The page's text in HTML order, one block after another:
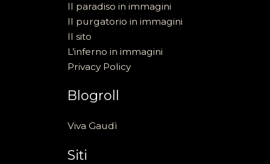
Il paradiso in immagini
Il purgatorio in immagini
Il sito
L’inferno in immagini
Privacy Policy
Blogroll
Viva Gaudì
Siti